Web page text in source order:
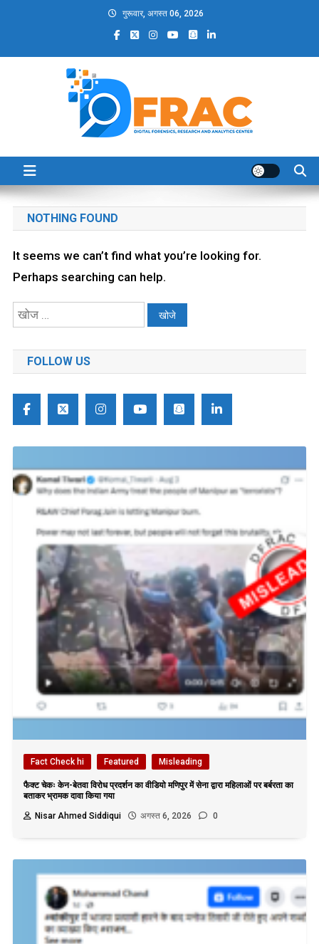
गुरूवार, अगस्त 06, 2026
DFRAC_ORG
NOTHING FOUND
It seems we can’t find what you’re looking for.
Perhaps searching can help.
निम्न
खोजें:FOLLOW US
Fact Check hi Featured Misleading
फैक्ट चेकः केन-बेतवा विरोध प्रदर्शन का वीडियो मणिपुर में सेना द्वारा महिलाओं पर बर्बरता का
बताकर भ्रामक दावा किया गया
Nisar Ahmed Siddiqui
अगस्त 6, 2026 0